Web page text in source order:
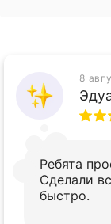
8
Ребята
Сделали
быстро.